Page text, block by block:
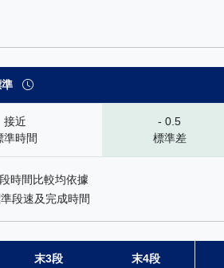
：查看馬匹在各途程和場
接近
準時間
- 0.5
標準差
時間比較均依據
段速及完成時間
末3段 末4段